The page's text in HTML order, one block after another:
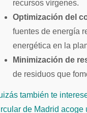
recursos vírgenes.
Optimización del
fuentes de energía
energética en la
Minimización de
de residuos que
también te
de Madrid acoge